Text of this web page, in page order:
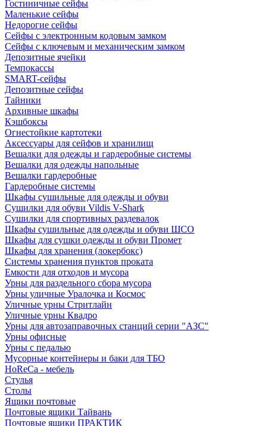
Гостиничные сейфы
Маленькие сейфы
Недорогие сейфы
Сейфы с электронным кодовым замком
Сейфы с ключевым и механическим замком
Депозитные ячейки
Темпокассы
SMART-сейфы
Депозитные сейфы
Тайники
Архивные шкафы
Кэшбоксы
Огнестойкие картотеки
Аксессуары для сейфов и хранилищ
Вешалки для одежды и гардеробные системы
Вешалки для одежды напольные
Вешалки гардеробные
Гардеробные системы
Шкафы сушильные для одежды и обуви
Сушилки для обуви Vildis V-Shark
Сушилки для спортивных раздевалок
Шкафы сушильные для одежды и обуви ШСО
Шкафы для сушки одежды и обуви Промет
Шкафы для хранения (локербокс)
Системы хранения пунктов проката
Емкости для отходов и мусора
Урны для раздельного сбора мусора
Урны уличные Уралочка и Космос
Уличные урны Стритлайн
Уличные урны Квадро
Урны для автозаправочных станций серии "АЗС"
Урны офисные
Урны с педалью
Мусорные контейнеры и баки для ТБО
HoReCa - мебель
Стулья
Столы
Ящики почтовые
Почтовые ящики Тайвань
Почтовые ящики ПРАКТИК